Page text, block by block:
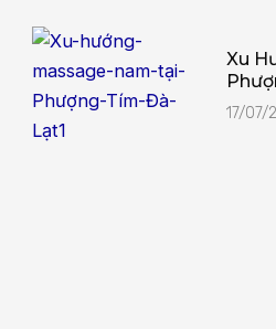
Xu
17/07/